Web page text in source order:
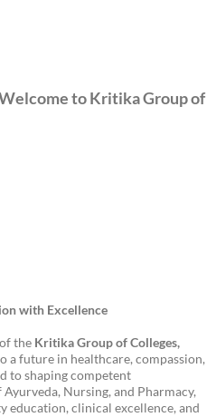
to Kritika Group of
with Excellence
the Kritika Group of Colleges,
a future in healthcare, compassion,
to shaping competent
Nursing, and Pharmacy,
education, clinical excellence, and